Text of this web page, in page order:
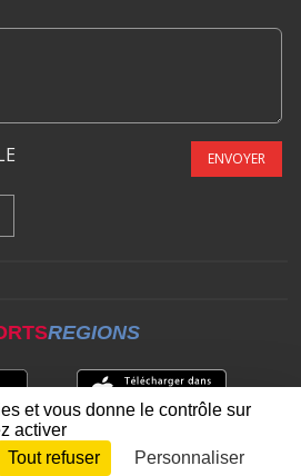
ENVOYER
REGIONS
CONNEXION
et vous donne le contrôle sur
activer
Tout refuser Personnaliser